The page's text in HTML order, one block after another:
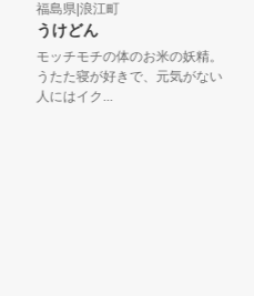
福島県|浪江町
うけどん
モッチモチの体のお米の妖精。
うたた寝が好きで、元気がない
人にはイク...